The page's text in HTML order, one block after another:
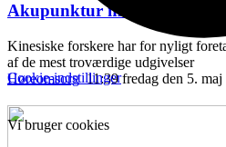
Akupunktur mod
Kinesiske forskere har for nyligt
af de mest troværdige udgivelser
Høreomsorg 11:39 fredag den 5.
Cookie-indstillinger
Vi bruger cookies